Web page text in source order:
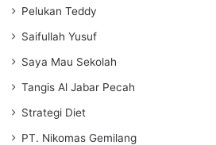
Pelukan Teddy
Saifullah Yusuf
Saya Mau Sekolah
Tangis Al Jabar Pecah
Strategi Diet
PT. Nikomas Gemilang